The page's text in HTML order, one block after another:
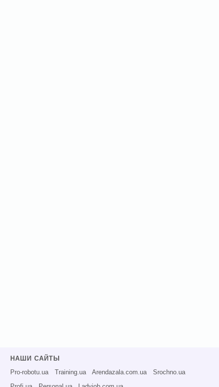
НАШИ САЙТЫ
Pro-robotu.ua Training.ua Arendazala.com.ua Srochno.ua